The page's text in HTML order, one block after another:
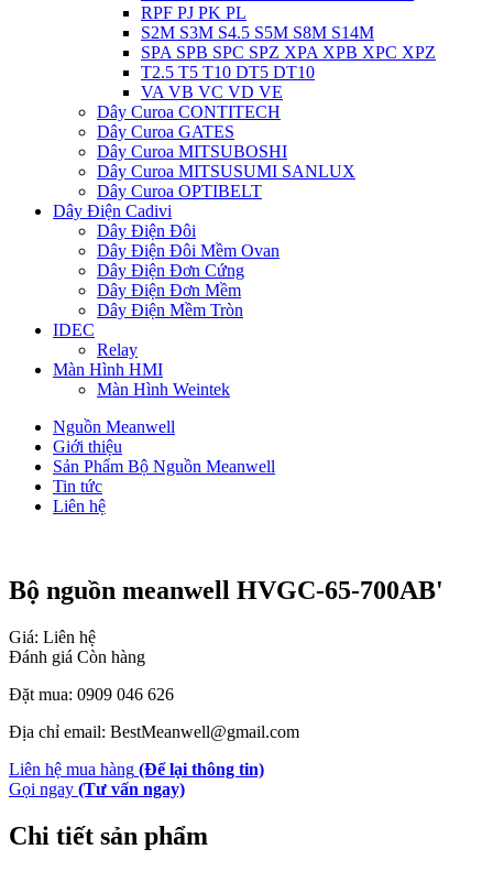
RPF PJ PK PL
S2M S3M S4.5 S5M S8M S14M
SPA SPB SPC SPZ XPA XPB XPC XPZ
T2.5 T5 T10 DT5 DT10
VA VB VC VD VE
Dây Curoa CONTITECH
Dây Curoa GATES
Dây Curoa MITSUBOSHI
Dây Curoa MITSUSUMI SANLUX
Dây Curoa OPTIBELT
Dây Điện Cadivi
Dây Điện Đôi
Dây Điện Đôi Mềm Ovan
Dây Điện Đơn Cứng
Dây Điện Đơn Mềm
Dây Điện Mềm Tròn
IDEC
Relay
Màn Hình HMI
Màn Hình Weintek
Nguồn Meanwell
Giới thiệu
Sản Phẩm Bộ Nguồn Meanwell
Tin tức
Liên hệ
Bộ nguồn meanwell HVGC-65-700AB'
Giá: Liên hệ
Đánh giá Còn hàng
Đặt mua: 0909 046 626
Địa chỉ email: BestMeanwell@gmail.com
Liên hệ mua hàng (Để lại thông tin)
Gọi ngay (Tư vấn ngay)
Chi tiết sản phẩm